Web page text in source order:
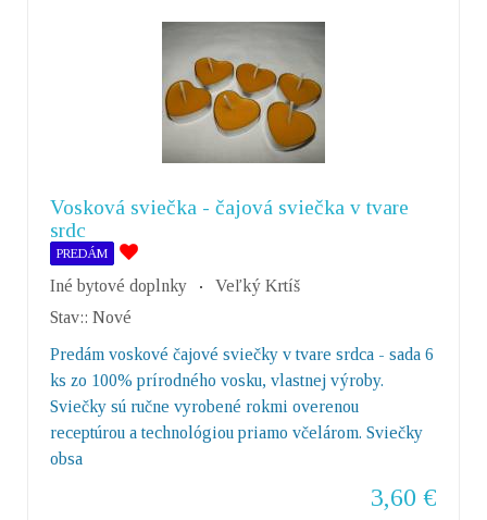
Vosková sviečka - čajová sviečka v tvare
srdc
PREDÁM
Iné bytové doplnky
Veľký Krtíš
Stav:: Nové
Predám voskové čajové sviečky v tvare srdca - sada 6
ks zo 100% prírodného vosku, vlastnej výroby.
Sviečky sú ručne vyrobené rokmi overenou
receptúrou a technológiou priamo včelárom. Sviečky
obsa
3,60 €